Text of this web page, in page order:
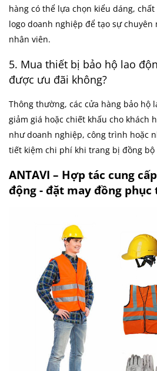
hàng có thể lựa chọn kiểu dáng,
logo doanh nghiệp để tạo sự chuyên
nhân viên.
5. Mua thiết bị bảo hộ lao
được ưu đãi không?
Thông thường, các cửa hàng bảo hộ
giảm giá hoặc chiết khấu cho khách
như doanh nghiệp, công trình hoặc
tiết kiệm chi phí khi trang bị đồng bộ
ANTAVI – Hợp tác cung
động - đặt may đồng phục